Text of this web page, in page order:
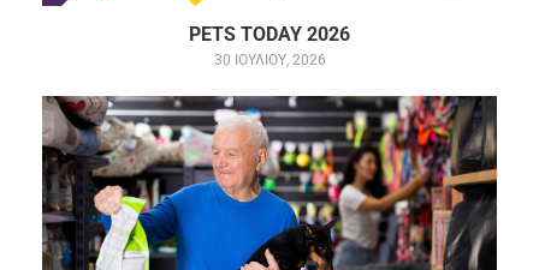
PETS TODAY 2026
30 ΙΟΥΛΊΟΥ, 2026